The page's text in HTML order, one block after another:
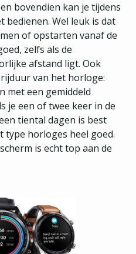
bovendien kan je tijdens
bedienen. Wel leuk is dat
of opstarten vanaf de
zelfs als de
afstand ligt. Ook
van het horloge:
met een gemiddeld
je een of twee keer in de
tiental dagen is best
type horloges heel goed.
is echt top aan de